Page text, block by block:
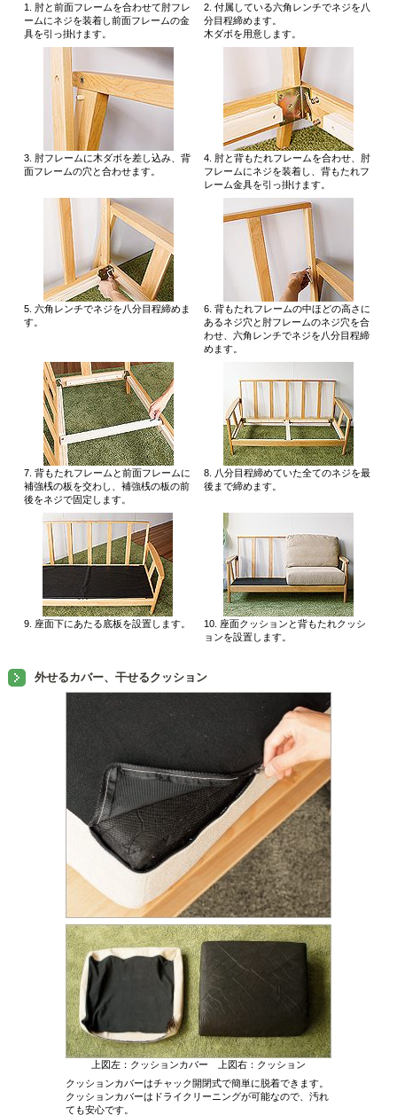
1. 肘と前面フレームを合わせて肘フレ
ームにネジを装着し前面フレームの金
具を引っ掛けます。
2. 付属している六角レンチでネジを八
分目程締めます。
木ダボを用意します。
3. 肘フレームに木ダボを差し込み、背
面フレームの穴と合わせます。
4. 肘と背もたれフレームを合わせ、肘
フレームにネジを装着し、背もたれフ
レーム金具を引っ掛けます。
5. 六角レンチでネジを八分目程締めま
す。
6. 背もたれフレームの中ほどの高さに
あるネジ穴と肘フレームのネジ穴を合
わせ、六角レンチでネジを八分目程締
めます。
7. 背もたれフレームと前面フレームに
補強桟の板を交わし、補強桟の板の前
後をネジで固定します。
8. 八分目程締めていた全てのネジを最
後まで締めます。
9. 座面下にあたる底板を設置します。
10. 座面クッションと背もたれクッシ
ョンを設置します。
外せるカバー、干せるクッション
上図左：クッションカバー 上図右：クッション
クッションカバーはチャック開閉式で簡単に脱着できます。
クッションカバーはドライクリーニングが可能なので、汚れ
ても安心です。